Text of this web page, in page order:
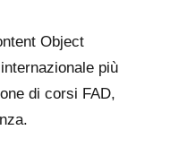
Object
più
di corsi FAD,